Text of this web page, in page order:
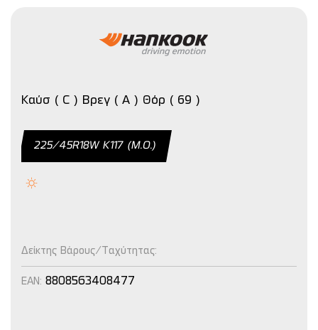
Καύσ ( C ) Βρεγ ( A ) Θόρ ( 69 )
225/45R18W Κ117 (Μ.Ο.)
Δείκτης Βάρους/Ταχύτητας:
EAN: 8808563408477